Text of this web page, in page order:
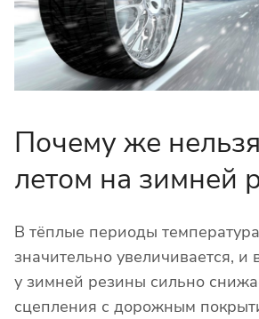
Почему же
летом на зимней
В тёплые периоды
значительно увеличивается, и
у зимней резины сильно
сцепления с дорожным